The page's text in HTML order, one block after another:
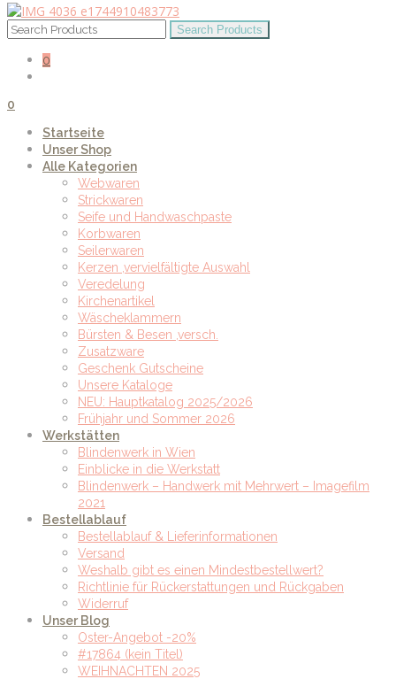
0
0
Startseite
Unser Shop
Alle Kategorien
Webwaren
Strickwaren
Seife und Handwaschpaste
Korbwaren
Seilerwaren
Kerzen ,vervielfältigte Auswahl
Veredelung
Kirchenartikel
Wäscheklammern
Bürsten & Besen ,versch.
Zusatzware
Geschenk Gutscheine
Unsere Kataloge
NEU: Hauptkatalog 2025/2026
Frühjahr und Sommer 2026
Werkstätten
Blindenwerk in Wien
Einblicke in die Werkstatt
Blindenwerk – Handwerk mit Mehrwert – Imagefilm
2021
Bestellablauf
Bestellablauf & Lieferinformationen
Versand
Weshalb gibt es einen Mindestbestellwert?
Richtlinie für Rückerstattungen und Rückgaben
Widerruf
Unser Blog
Oster-Angebot -20%
#17864 (kein Titel)
WEIHNACHTEN 2025